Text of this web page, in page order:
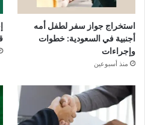
استخراج جواز سفر لطفل أمه
أجنبية في السعودية: خطوات
وإجراءات
منذ أسبوعين